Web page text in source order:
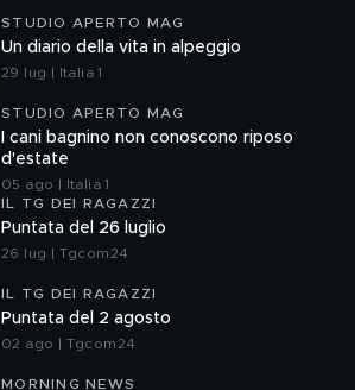
STUDIO APERTO MAG
Un diario della vita in alpeggio
29 lug | Italia 1
STUDIO APERTO MAG
I cani bagnino non conoscono riposo
d'estate
05 ago | Italia 1
IL TG DEI RAGAZZI
Puntata del 26 luglio
26 lug | Tgcom24
IL TG DEI RAGAZZI
Puntata del 2 agosto
02 ago | Tgcom24
MORNING NEWS